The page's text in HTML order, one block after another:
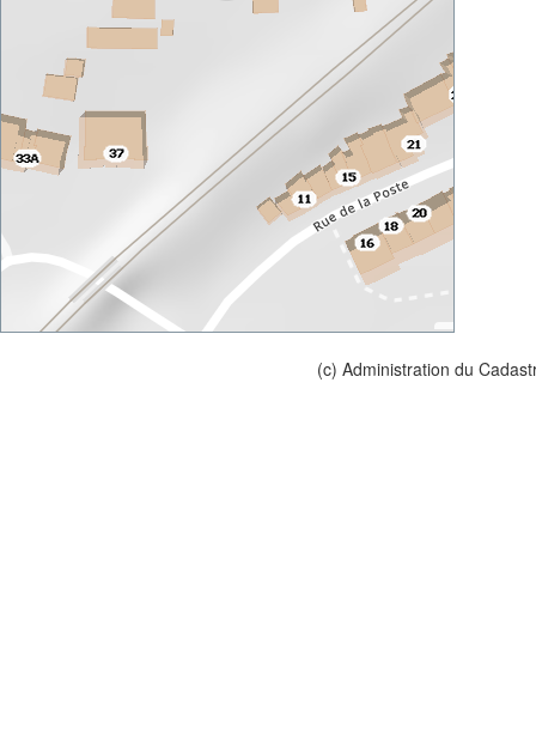
(c) Administration du